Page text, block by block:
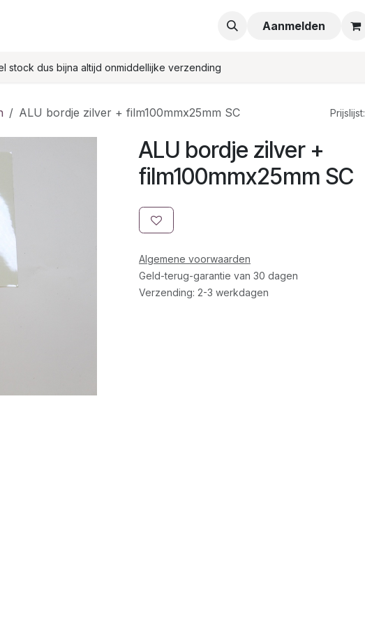
Startpagina Aanmelden
stock dus bijna altijd onmiddellijke verzending
ALU bordje zilver + film100mmx25mm SC Prijslijst:
ALU bordje zilver +
film100mmx25mm SC
Algemene voorwaarden
Geld-terug-garantie van 30 dagen
Verzending: 2-3 werkdagen